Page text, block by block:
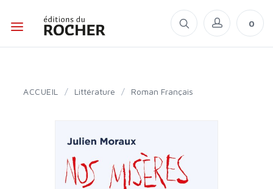
0
ACCUEIL / Littérature / Roman Français